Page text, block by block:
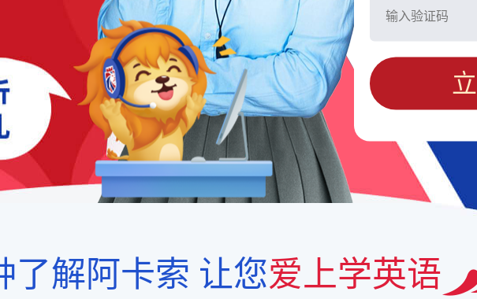
了解阿卡索 让您爱上学英语